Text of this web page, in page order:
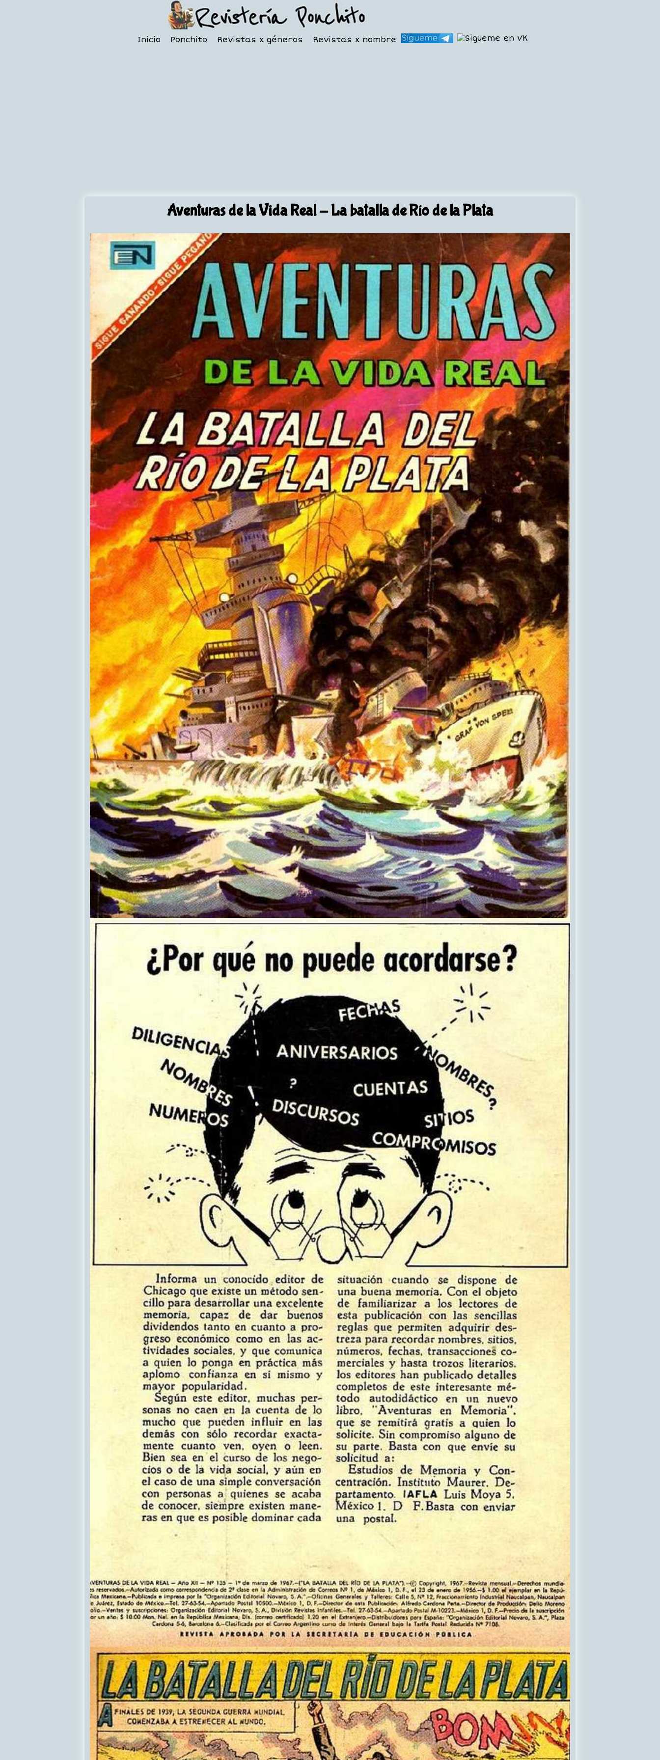
Inicio Ponchito Revistas x géneros Revistas x nombre
Aventuras de la Vida Real- La batalla de Río de la Plata